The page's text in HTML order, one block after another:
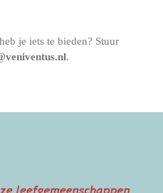
je iets te bieden? Stuur
.